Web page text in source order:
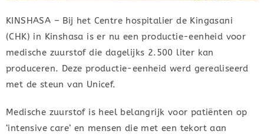
KINSHASA – Bij het Centre hospitalier de Kingasani
(CHK) in Kinshasa is er nu een productie-eenheid voor
medische zuurstof die dagelijks 2.500 liter kan
produceren. Deze productie-eenheid werd gerealiseerd
met de steun van Unicef.
Medische zuurstof is heel belangrijk voor patiënten op
‘intensive care’ en mensen die met een tekort aan